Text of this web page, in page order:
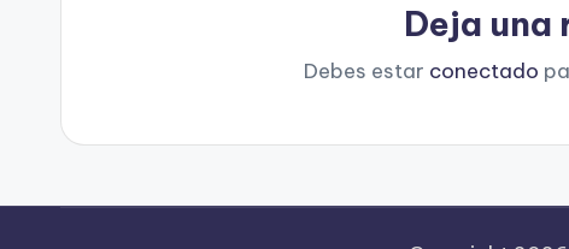
Deja una
Debes estar conectado